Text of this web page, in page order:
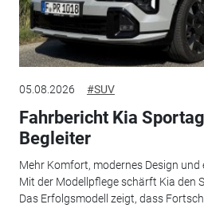
05.08.2026 #SUV
Fahrbericht Kia
Begleiter
Mehr Komfort, modernes Design
Mit der Modellpflege schärft Kia den
Das Erfolgsmodell zeigt, dass